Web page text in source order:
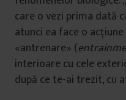
care o vezi prima dată
atunci ea face o
«antrenare» (
interioare cu cele
după ce te-ai trezit, cu